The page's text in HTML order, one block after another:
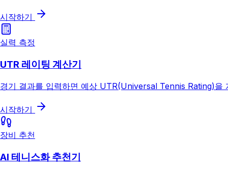
시작하기
실력 측정
UTR 레이팅 계산기
경기 결과를 입력하면 예상 UTR(Universal Tennis Rating)을
시작하기
장비 추천
AI 테니스화 추천기